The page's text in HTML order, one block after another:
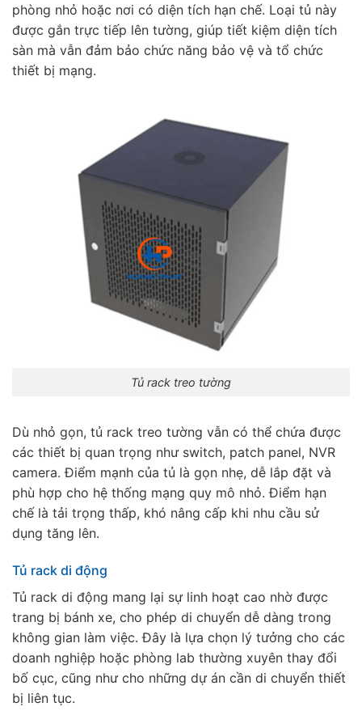
phòng nhỏ hoặc nơi có diện tích hạn chế. Loại tủ này
được gắn trực tiếp lên tường, giúp tiết kiệm diện tích
sàn mà vẫn đảm bảo chức năng bảo vệ và tổ chức
thiết bị mạng.
Tủ rack treo tường
Dù nhỏ gọn, tủ rack treo tường vẫn có thể chứa được
các thiết bị quan trọng như switch, patch panel, NVR
camera. Điểm mạnh của tủ là gọn nhẹ, dễ lắp đặt và
phù hợp cho hệ thống mạng quy mô nhỏ. Điểm hạn
chế là tải trọng thấp, khó nâng cấp khi nhu cầu sử
dụng tăng lên.
Tủ rack di động
Tủ rack di động mang lại sự linh hoạt cao nhờ được
trang bị bánh xe, cho phép di chuyển dễ dàng trong
không gian làm việc. Đây là lựa chọn lý tưởng cho các
doanh nghiệp hoặc phòng lab thường xuyên thay đổi
bố cục, cũng như cho những dự án cần di chuyển thiết
bị liên tục.